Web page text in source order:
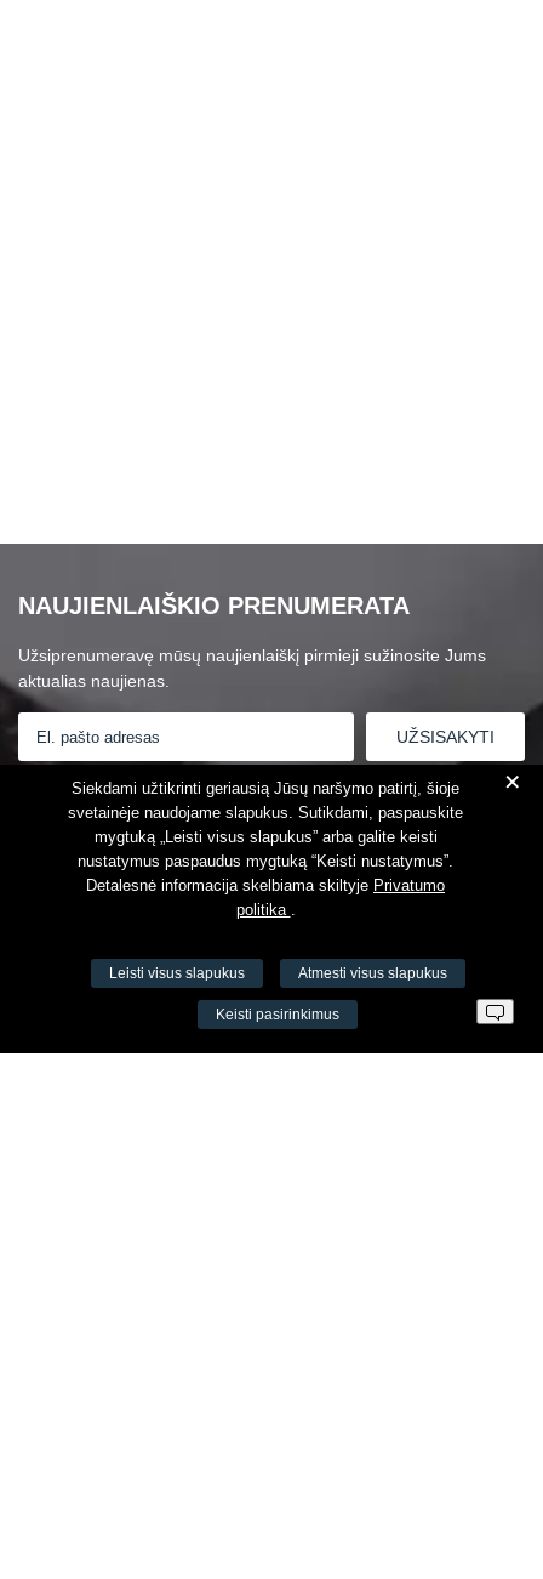
NAUJIENLAIŠKIO PRENUMERATA
Užsiprenumeravę mūsų naujienlaiškį pirmieji sužinosite Jums
aktualias naujienas.
Susipažinau suPrivatumo politika
VŠĮ Fitneso mokymo centras AEROMIX
+
Siekdami užtikrinti geriausią Jūsų naršymo patirtį, šioje
svetainėje naudojame slapukus. Sutikdami, paspauskite
mygtuką „Leisti visus slapukus” arba galite keisti
nustatymus paspaudus mygtuką “Keisti nustatymus”.
Detalesnė informacija skelbiama skiltyje Privatumo
politika .
Leisti visus slapukus Atmesti visus slapukus
Keisti pasirinkimus